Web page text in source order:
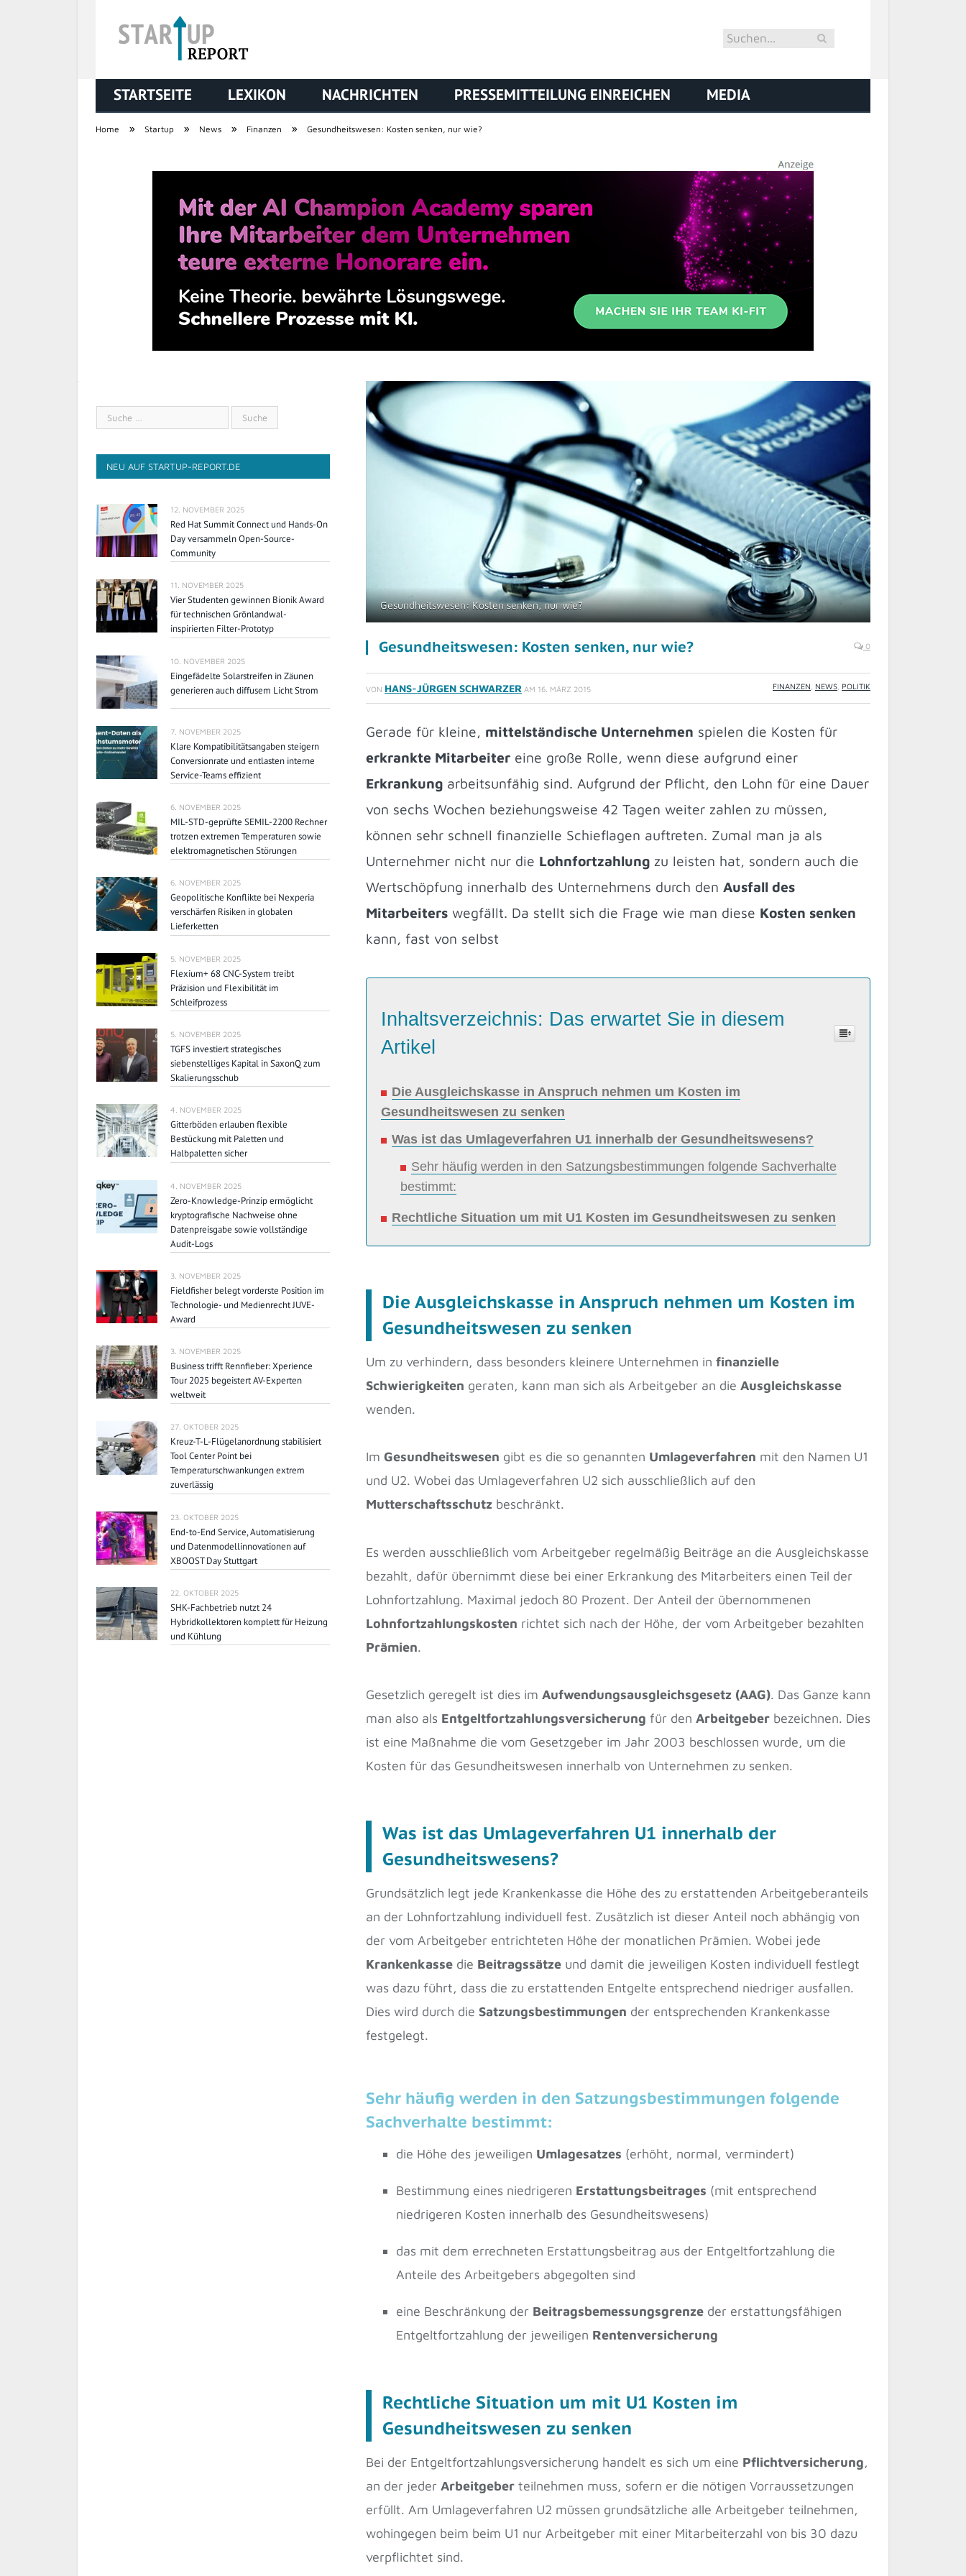
STARTUP REPORT
STARTSEITE LEXIKON NACHRICHTEN PRESSEMITTEILUNG EINREICHEN MEDIA
Home » Startup » News » Finanzen » Gesundheitswesen: Kosten senken, nur wie?
Gesundheitswesen: Kosten senken, nur wie?
Gesundheitswesen: Kosten senken, nur wie? 0
VON HANS-JÜRGEN SCHWARZER AM 16. MÄRZ 2015 FINANZEN NEWS POLITIK
Gerade für kleine, mittelständische Unternehmen spielen die Kosten für
erkrankte Mitarbeiter eine große Rolle, wenn diese aufgrund einer
Erkrankung arbeitsunfähig sind. Aufgrund der Pflicht, den Lohn für eine Dauer
von sechs Wochen beziehungsweise 42 Tagen weiter zahlen zu müssen,
können sehr schnell finanzielle Schieflagen auftreten. Zumal man ja als
Unternehmer nicht nur die Lohnfortzahlung zu leisten hat, sondern auch die
Wertschöpfung innerhalb des Unternehmens durch den Ausfall des
Mitarbeiters wegfällt. Da stellt sich die Frage wie man diese Kosten senken
kann, fast von selbst
Inhaltsverzeichnis: Das erwartet Sie in diesem
Artikel
Die Ausgleichskasse in Anspruch nehmen um Kosten im
Gesundheitswesen zu senken
Was ist das Umlageverfahren U1 innerhalb der Gesundheitswesens?
Sehr häufig werden in den Satzungsbestimmungen folgende Sachverhalte
bestimmt:
Rechtliche Situation um mit U1 Kosten im Gesundheitswesen zu senken
Die Ausgleichskasse in Anspruch nehmen um Kosten im
Gesundheitswesen zu senken
Um zu verhindern, dass besonders kleinere Unternehmen in finanzielle
Schwierigkeiten geraten, kann man sich als Arbeitgeber an die Ausgleichskasse
wenden.
Im Gesundheitswesen gibt es die so genannten Umlageverfahren mit den Namen U1
und U2. Wobei das Umlageverfahren U2 sich ausschließlich auf den
Mutterschaftsschutz beschränkt.
Es werden ausschließlich vom Arbeitgeber regelmäßig Beiträge an die Ausgleichskasse
bezahlt, dafür übernimmt diese bei einer Erkrankung des Mitarbeiters einen Teil der
Lohnfortzahlung. Maximal jedoch 80 Prozent. Der Anteil der übernommenen
Lohnfortzahlungskosten richtet sich nach der Höhe, der vom Arbeitgeber bezahlten
Prämien.
Gesetzlich geregelt ist dies im Aufwendungsausgleichsgesetz (AAG). Das Ganze kann
man also als Entgeltfortzahlungsversicherung für den Arbeitgeber bezeichnen. Dies
ist eine Maßnahme die vom Gesetzgeber im Jahr 2003 beschlossen wurde, um die
Kosten für das Gesundheitswesen innerhalb von Unternehmen zu senken.
Was ist das Umlageverfahren U1 innerhalb der
Gesundheitswesens?
Grundsätzlich legt jede Krankenkasse die Höhe des zu erstattenden Arbeitgeberanteils
an der Lohnfortzahlung individuell fest. Zusätzlich ist dieser Anteil noch abhängig von
der vom Arbeitgeber entrichteten Höhe der monatlichen Prämien. Wobei jede
Krankenkasse die Beitragssätze und damit die jeweiligen Kosten individuell festlegt
was dazu führt, dass die zu erstattenden Entgelte entsprechend niedriger ausfallen.
Dies wird durch die Satzungsbestimmungen der entsprechenden Krankenkasse
festgelegt.
Sehr häufig werden in den Satzungsbestimmungen folgende
Sachverhalte bestimmt:
die Höhe des jeweiligen Umlagesatzes (erhöht, normal, vermindert)
Bestimmung eines niedrigeren Erstattungsbeitrages (mit entsprechend
niedrigeren Kosten innerhalb des Gesundheitswesens)
das mit dem errechneten Erstattungsbeitrag aus der Entgeltfortzahlung die
Anteile des Arbeitgebers abgegolten sind
eine Beschränkung der Beitragsbemessungsgrenze der erstattungsfähigen
Entgeltfortzahlung der jeweiligen Rentenversicherung
Rechtliche Situation um mit U1 Kosten im
Gesundheitswesen zu senken
Bei der Entgeltfortzahlungsversicherung handelt es sich um eine Pflichtversicherung,
an der jeder Arbeitgeber teilnehmen muss, sofern er die nötigen Vorraussetzungen
erfüllt. Am Umlageverfahren U2 müssen grundsätzliche alle Arbeitgeber teilnehmen,
wohingegen beim beim U1 nur Arbeitgeber mit einer Mitarbeiterzahl von bis 30 dazu
verpflichtet sind.
NEU AUF STARTUP-REPORT.DE
12. NOVEMBER 2025
Red Hat Summit Connect und Hands-On
Day versammeln Open-Source-
Community
11. NOVEMBER 2025
Vier Studenten gewinnen Bionik Award
für technischen Grönlandwal-
inspirierten Filter-Prototyp
10. NOVEMBER 2025
Eingefädelte Solarstreifen in Zäunen
generieren auch diffusem Licht Strom
7. NOVEMBER 2025
Klare Kompatibilitätsangaben steigern
Conversionrate und entlasten interne
Service-Teams effizient
6. NOVEMBER 2025
MIL-STD-geprüfte SEMIL-2200 Rechner
trotzen extremen Temperaturen sowie
elektromagnetischen Störungen
6. NOVEMBER 2025
Geopolitische Konflikte bei Nexperia
verschärfen Risiken in globalen
Lieferketten
5. NOVEMBER 2025
Flexium+ 68 CNC-System treibt
Präzision und Flexibilität im
Schleifprozess
5. NOVEMBER 2025
TGFS investiert strategisches
siebenstelliges Kapital in SaxonQ zum
Skalierungsschub
4. NOVEMBER 2025
Gitterböden erlauben flexible
Bestückung mit Paletten und
Halbpaletten sicher
4. NOVEMBER 2025
Zero-Knowledge-Prinzip ermöglicht
kryptografische Nachweise ohne
Datenpreisgabe sowie vollständige
Audit-Logs
3. NOVEMBER 2025
Fieldfisher belegt vorderste Position im
Technologie- und Medienrecht JUVE-
Award
3. NOVEMBER 2025
Business trifft Rennfieber: Xperience
Tour 2025 begeistert AV-Experten
weltweit
27. OKTOBER 2025
Kreuz-T-L-Flügelanordnung stabilisiert
Tool Center Point bei
Temperaturschwankungen extrem
zuverlässig
23. OKTOBER 2025
End-to-End Service, Automatisierung
und Datenmodellinnovationen auf
XBOOST Day Stuttgart
22. OKTOBER 2025
SHK-Fachbetrieb nutzt 24
Hybridkollektoren komplett für Heizung
und Kühlung